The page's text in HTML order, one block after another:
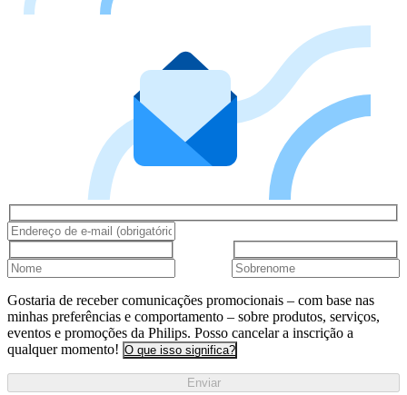
Gostaria de receber comunicações promocionais – com base nas
minhas preferências e comportamento – sobre produtos, serviços,
eventos e promoções da Philips. Posso cancelar a inscrição a
qualquer momento! O que isso significa?
Enviar